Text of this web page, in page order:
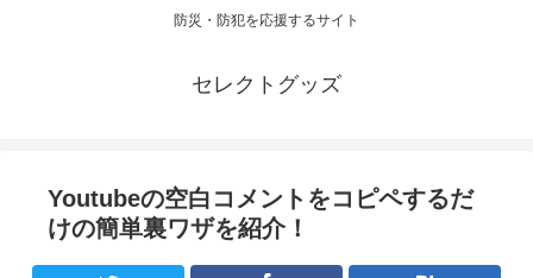
防災・防犯を応援するサイト
セレクトグッズ
Youtubeの空白コメントをコピペするだ
けの簡単裏ワザを紹介！